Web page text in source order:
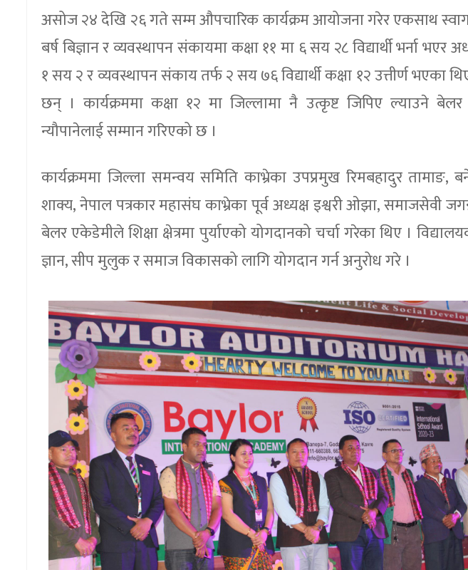
असोज २४ देखि २६ गते सम्म औपचारिक कार्यक्रम आयोजना गरेर एकसाथ
बर्ष बिज्ञान र व्यवस्थापन संकायमा कक्षा ११ मा ६ सय २८ विद्यार्थी भर्ना
१ सय २ र व्यवस्थापन संकाय तर्फ २ सय ७६ विद्यार्थी कक्षा १२ उत्तीर्ण भएका
छन् । कार्यक्रममा कक्षा १२ मा जिल्लामा नै उत्कृष्ट जिपिए ल्याउने
न्यौपानेलाई सम्मान गरिएको छ ।
कार्यक्रममा जिल्ला समन्वय समिति काभ्रेका उपप्रमुख रिमबहादुर तामाङ,
शाक्य, नेपाल पत्रकार महासंघ काभ्रेका पूर्व अध्यक्ष इश्वरी ओझा, समाजसेवी
बेलर एकेडेमीले शिक्षा क्षेत्रमा पुर्याएको योगदानको चर्चा गरेका थिए ।
ज्ञान, सीप मुलुक र समाज विकासको लागि योगदान गर्न अनुरोध गरे ।